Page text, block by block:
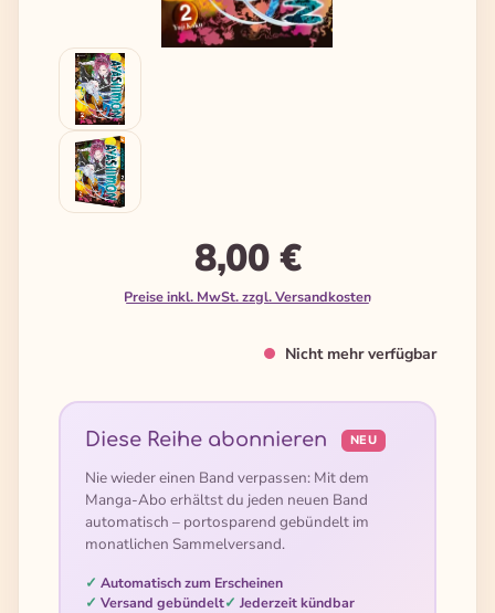
8,00 €
Preise inkl. MwSt. zzgl. Versandkosten
Nicht mehr verfügbar
Diese Reihe abonnieren NEU
Nie wieder einen Band verpassen: Mit dem
Manga-Abo erhältst du jeden neuen Band
automatisch – portosparend gebündelt im
monatlichen Sammelversand.
Automatisch zum Erscheinen
Versand gebündelt
Jederzeit kündbar